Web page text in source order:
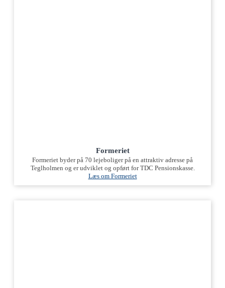
Formeriet
Formeriet byder på 70 lejeboliger på en attraktiv adresse på
Teglholmen og er udviklet og opført for TDC Pensionskasse.
Læs om Formeriet